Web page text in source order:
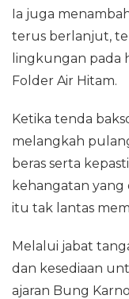
Ia juga
terus berlanjut,
lingkungan pada
Folder Air Hitam.
‎Ketika tenda
melangkah
beras serta
kehangatan yang
itu tak lantas
Melalui jabat
dan kesediaan
ajaran Bung